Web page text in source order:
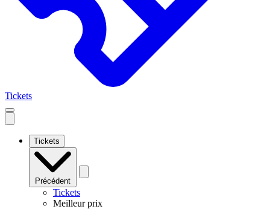
Tickets
Open
mobile
Tickets
Précédent
Tickets
Meilleur prix